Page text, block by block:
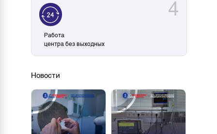
4
Работа
центра без выходных
Новости